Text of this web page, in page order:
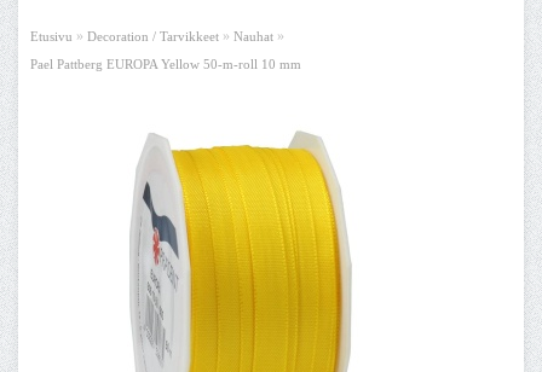
Etusivu » Decoration / Tarvikkeet » Nauhat »
Pael Pattberg EUROPA Yellow 50-m-roll 10 mm